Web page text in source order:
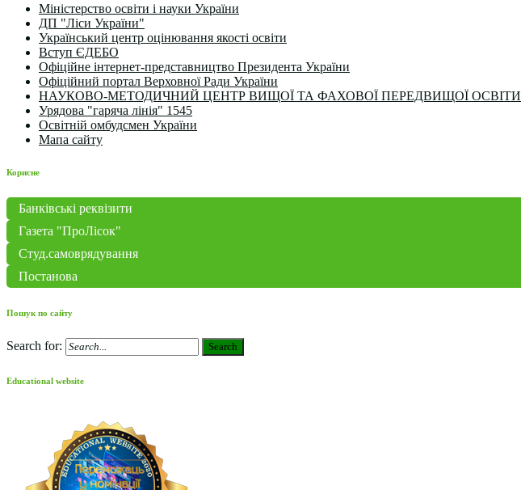
Міністерство освіти і науки України
ДП "Ліси України"
Український центр оцінювання якості освіти
Вступ ЄДЕБО
Офіційне інтернет-представництво Президента України
Офіційний портал Верховної Ради України
НАУКОВО-МЕТОДИЧНИЙ ЦЕНТР ВИЩОЇ ТА ФАХОВОЇ ПЕРЕДВИЩОЇ ОСВІТИ
Урядова "гаряча лінія" 1545
Освітній омбудсмен України
Мапа сайту
Корисне
Банківські реквізити
Газета "ПроЛісок"
Студ.самоврядування
Постанова
Пошук по сайту
Search for: Search
Educational website